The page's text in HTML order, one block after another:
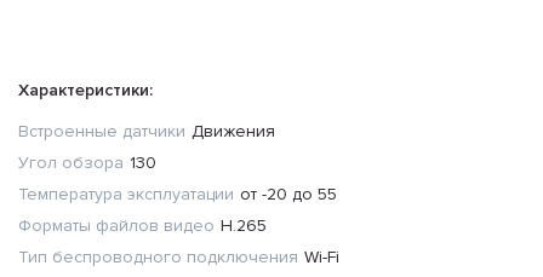
Характеристики:
Встроенные датчики Движения
Угол обзора 130
Температура эксплуатации от -20 до 55
Форматы файлов видео H.265
Тип беспроводного подключения Wi-Fi